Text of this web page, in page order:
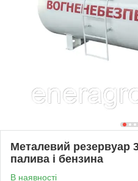
Металевий резервуар
палива і бензина
В наявності